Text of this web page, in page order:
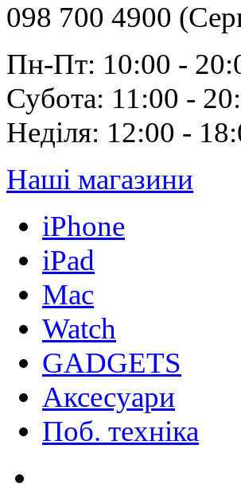
098 700 4900
Пн-Пт: 10:00 -
Субота: 11:00 -
Неділя: 12:00 -
Наші магазини
iPhone
iPad
Mac
Watch
GADGETS
Аксесуари
Поб. техніка